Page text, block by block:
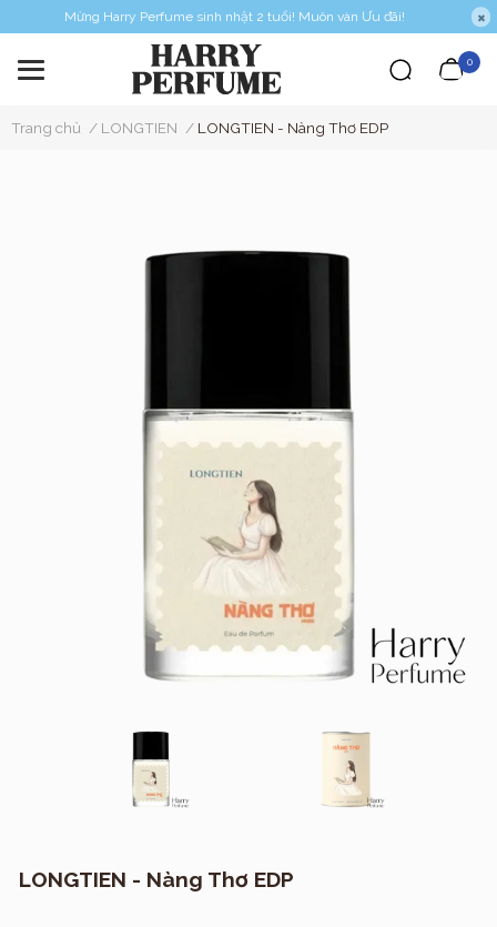
Mừng Harry Perfume sinh nhật 2 tuổi! Muôn vàn Ưu đãi!
0
Trang chủ / LONGTIEN / LONGTIEN - Nàng Thơ EDP
LONGTIEN - Nàng Thơ EDP